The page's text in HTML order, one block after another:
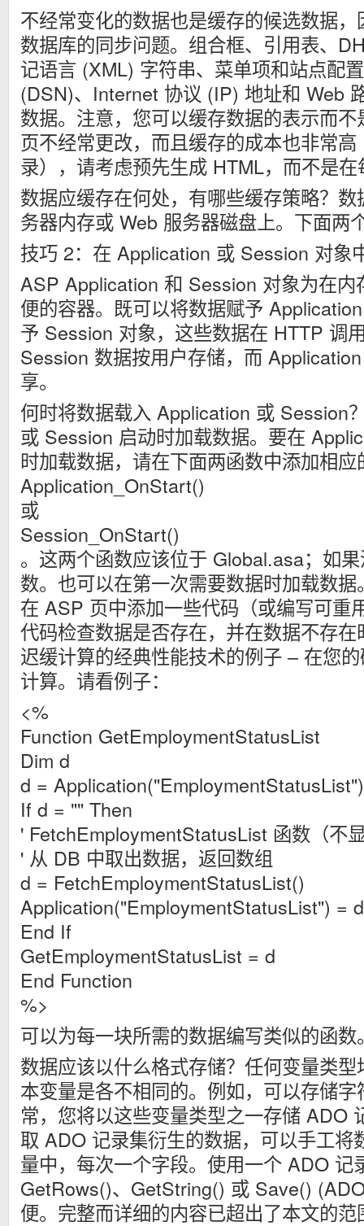
不经常变化的数据也是缓存的候选数据
数据库的同步问题。组合框、引用表、
记语言 (XML) 字符串、菜单项和站点配
(DSN)、Internet 协议 (IP) 地址和 Web
数据。注意，您可以缓存数据的表示而
页不经常更改，而且缓存的成本也非常
录），请考虑预先生成 HTML，而不是
数据应缓存在何处，有哪些缓存策略？
务器内存或 Web 服务器磁盘上。下面两
技巧 2：在 Application 或 Session 对象
ASP Application 和 Session 对象为在内
便的容器。既可以将数据赋予
予 Session 对象，这些数据在 HTTP 调
Session 数据按用户存储，而
享。
何时将数据载入 Application 或 Session
或 Session 启动时加载数据。要在
时加载数据，请在下面两函数中添加相应
Application_OnStart()
或
Session_OnStart()
。这两个函数应该位于 Global.asa；如
数。也可以在第一次需要数据时加载数
在 ASP 页中添加一些代码（或编写可重
代码检查数据是否存在，并在数据不存
迟缓计算的经典性能技术的例子 – 在您
计算。请看例子：
<%
Function GetEmploymentStatusList
Dim d
d = Application("EmploymentStatusList")
If d = "" Then
' FetchEmploymentStatusList 函数（不
' 从 DB 中取出数据，返回数组
d = FetchEmploymentStatusList()
Application("EmploymentStatusList") = d
End If
GetEmploymentStatusList = d
End Function
%>
可以为每一块所需的数据编写类似的函数
数据应该以什么格式存储？任何变量类
本变量是各不相同的。例如，可以存储
常，您将以这些变量类型之一存储 ADO
取 ADO 记录集衍生的数据，可以手工
量中，每次一个字段。使用一个 ADO 记
GetRows()、GetString() 或 Save()
便。完整而详细的内容已超出了本文的